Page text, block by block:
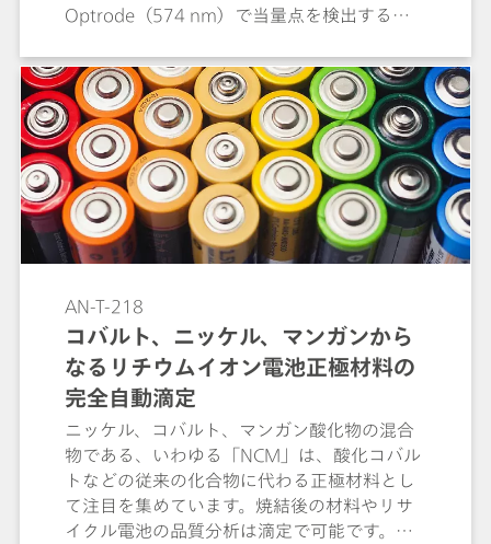
Optrode（574 nm）で当量点を検出する仕
精度かつ高い再現性の分析結果について紹介
します。
AN-T-218
コバルト、ニッケル、マンガンから
なるリチウムイオン電池正極材料の
完全自動滴定
ニッケル、コバルト、マンガン酸化物の混合
物である、いわゆる「NCM」は、酸化コバル
トなどの従来の化合物に代わる正極材料とし
て注目を集めています。焼結後の材料やリサ
イクル電池の品質分析は滴定で可能です。こ